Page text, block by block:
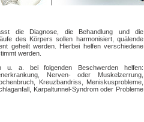
die Diagnose, die Behandlung und die
des Körpers sollen harmonisiert, quälende
geheilt werden. Hierbei helfen verschiedene
werden.
u. a. bei folgenden Beschwerden helfen:
Nerven- oder Muskelzerrung,
Kreuzbandriss, Meniskusprobleme,
Karpaltunnel-Syndrom oder Probleme